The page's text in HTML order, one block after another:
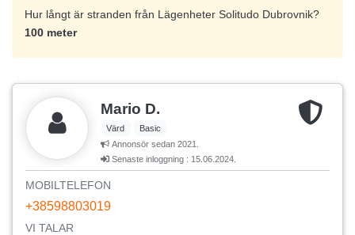
Hur långt är stranden från Lägenheter Solitudo Dubrovnik?
100 meter
Mario D.
Värd
Basic
Annonsör sedan 2021.
Senaste inloggning : 15.06.2024.
MOBILTELEFON
+38598803019
VI TALAR